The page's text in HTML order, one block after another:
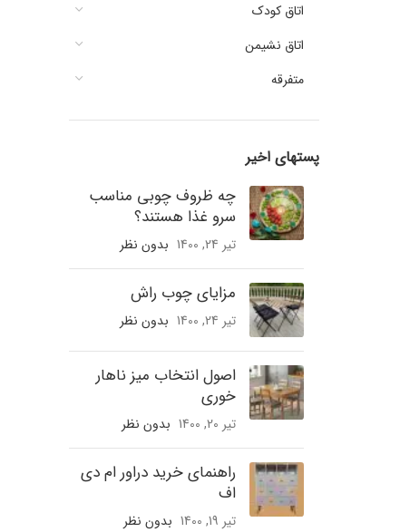
اتاق کودک
اتاق نشیمن
متفرقه
پستهای اخیر
چه ظروف چوبی مناسب
سرو غذا هستند؟
تیر 24, 1400 بدون نظر
مزایای چوب راش
تیر 24, 1400 بدون نظر
اصول انتخاب میز ناهار
خوری
تیر 20, 1400 بدون نظر
راهنمای خرید دراور ام دی
اف
تیر 19, 1400 بدون نظر